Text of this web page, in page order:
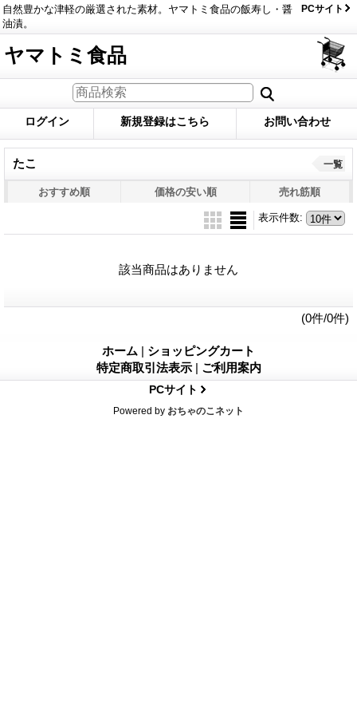
自然豊かな津軽の厳選された素材。ヤマトミ食品の飯寿し・醤
油漬。
PCサイト
ヤマトミ食品
ログイン 新規登録はこちら お問い合わせ
たこ 一覧
おすすめ順 価格の安い順 売れ筋順
表示件数:
該当商品はありません
(0件/0件)
ホーム | ショッピングカート
特定商取引法表示 | ご利用案内
PCサイト
Powered by おちゃのこネット